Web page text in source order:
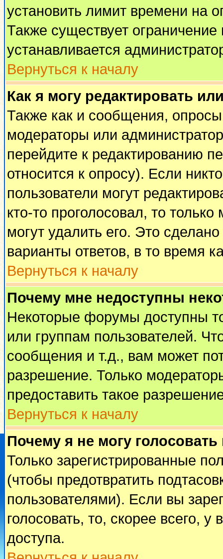
установить лимит времени на
Также существует ограничение
устанавливается
Вернуться к началу
Как я могу редактировать
Также как и сообщения, опросы
модераторы или
перейдите к редактированию
относится к опросу). Если
пользователи могут
кто-то проголосовал, то
могут удалить его. Это
варианты ответов, в то время
Вернуться к началу
Почему мне недоступны
Некоторые форумы доступны
или группам пользователей.
сообщения и т.д., вам может
разрешение. Только
предоставить такое
Вернуться к началу
Почему я не могу
Только зарегистрированные
(чтобы предотвратить
пользователями). Если вы
голосовать, то, скорее всего,
доступа.